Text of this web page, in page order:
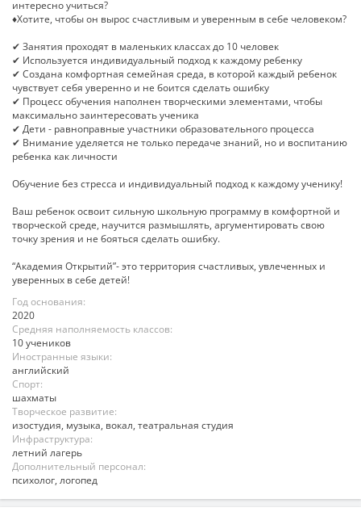
интересно учиться?
♦Хотите, чтобы он вырос счастливым и уверенным в себе человеком?
✔ Занятия проходят в маленьких классах до 10 человек
✔ Используется индивидуальный подход к каждому ребенку
✔ Создана комфортная семейная среда, в которой каждый ребенок
чувствует себя уверенно и не боится сделать ошибку
✔ Процесс обучения наполнен творческими элементами, чтобы
максимально заинтересовать ученика
✔ Дети - равноправные участники образовательного процесса
✔ Внимание уделяется не только передаче знаний, но и воспитанию
ребенка как личности
Обучение без стресса и индивидуальный подход к каждому ученику!
Ваш ребенок освоит сильную школьную программу в комфортной и
творческой среде, научится размышлять, аргументировать свою
точку зрения и не бояться сделать ошибку.
“Академия Открытий”- это территория счастливых, увлеченных и
уверенных в себе детей!
Год основания:
2020
Средняя наполняемость классов:
10 учеников
Иностранные языки:
английский
Спорт:
шахматы
Творческое развитие:
изостудия, музыка, вокал, театральная студия
Инфраструктура:
летний лагерь
Дополнительный персонал:
психолог, логопед